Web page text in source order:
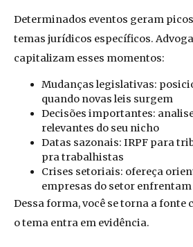
Determinados eventos geram
temas jurídicos específicos.
capitalizam esses momentos:
Mudanças legislativas:
quando novas leis surgem
Decisões importantes:
relevantes do seu nicho
Datas sazonais: IRPF para
pra trabalhistas
Crises setoriais: ofereça
empresas do setor
Dessa forma, você se torna a fonte
o tema entra em evidência.